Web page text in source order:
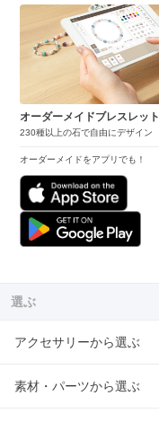
オーダーメイドブレスレット
230種以上の石で自由にデザイン
オーダーメイドをアプリでも！
選ぶ
アクセサリーから選ぶ
素材・パーツから選ぶ